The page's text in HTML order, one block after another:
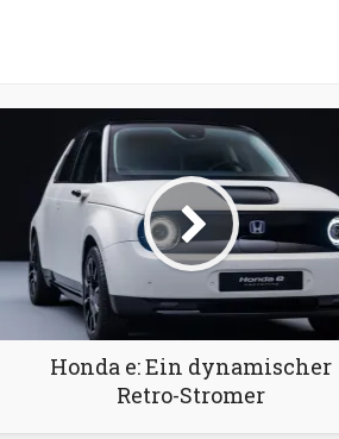
Honda e: Ein dynamischer
Retro-Stromer